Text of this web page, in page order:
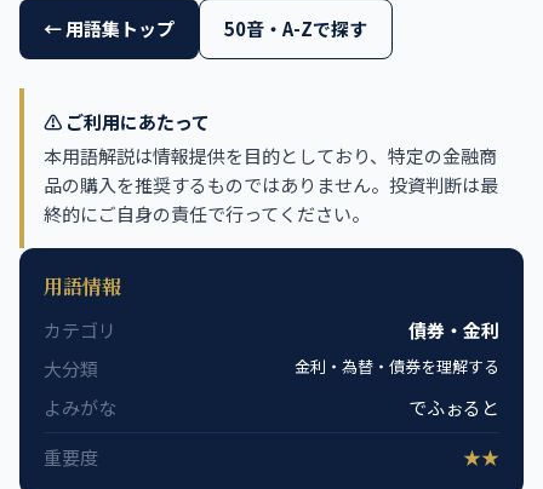
← 用語集トップ 50音・A-Zで探す
⚠️ ご利用にあたって
本用語解説は情報提供を目的としており、特定の金融商
品の購入を推奨するものではありません。投資判断は最
終的にご自身の責任で行ってください。
用語情報
カテゴリ
債券・金利
大分類
金利・為替・債券を理解する
よみがな
でふぉると
重要度
★★